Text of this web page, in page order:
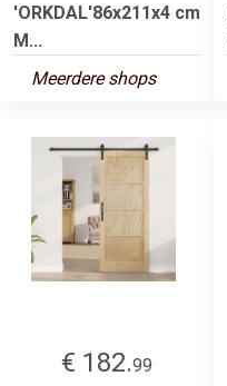
'ORKDAL'86x211x4 cm
M...
Meerdere shops
€ 182.99